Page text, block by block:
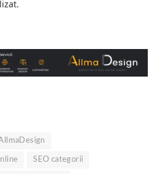
SEO categorii